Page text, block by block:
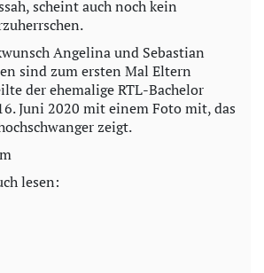
scheint auch noch kein
Angelina und Sebastian
sind zum ersten Mal Eltern
der ehemalige RTL-Bachelor
Juni 2020 mit einem Foto mit, das
zeigt.
lesen: